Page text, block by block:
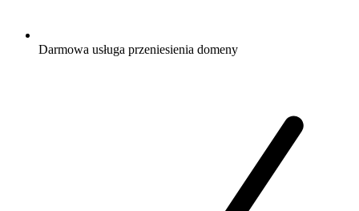
Darmowa usługa przeniesienia domeny